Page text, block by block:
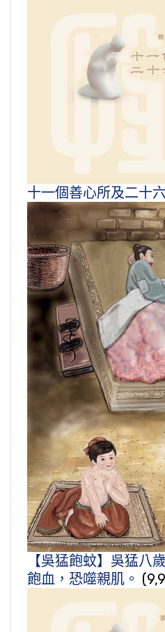
十一個善心所及二十
【吳猛飽蚊】吳猛八
飽血，恐噬親肌。